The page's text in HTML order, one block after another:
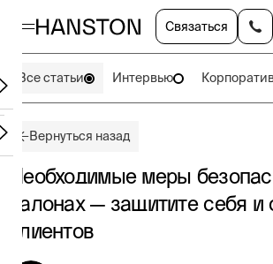
Связаться
Все статьи Интервью
Вернуться назад
Необходимые меры
салонах — защитите себя и
клиентов